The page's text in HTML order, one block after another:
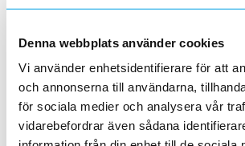
Denna webbplats använder cookies
Vi använder enhetsidentifierare för att
och annonserna till användarna,
för sociala medier och analysera vår
vidarebefordrar även sådana
Varumärke RUTAB
halogenfritt utförande.
solcellspaneler och
kopplingslådor. Kablarna
M Lägg i
PV1-F 1X4 SVART R100
ArtNr 0377502
Varumärke RUTAB
Kopplingskabel H1Z2Z2-